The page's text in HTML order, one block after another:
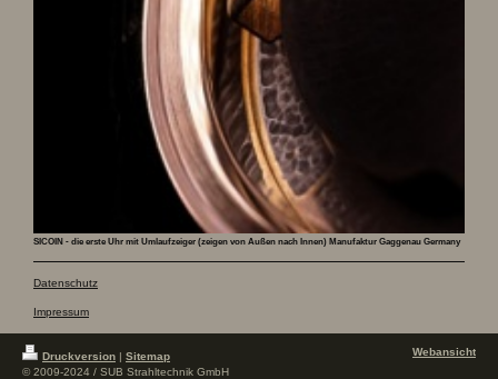
SICOIN - die erste Uhr mit Umlaufzeiger (zeigen von Außen nach Innen) Manufaktur Gaggenau Germany
Datenschutz
Impressum
Druckversion | Sitemap
© 2009-2024 / SUB Strahltechnik GmbH
Webansicht